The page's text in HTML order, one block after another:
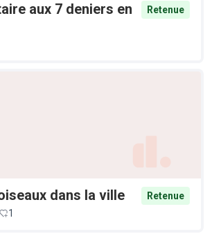
aux 7 deniers en
Retenue
dans la ville
Retenue
1